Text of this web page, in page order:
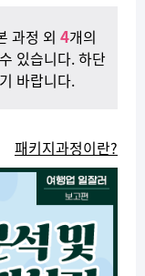
과정 외 4개의
있습니다. 하단
바랍니다.
패키지과정이란?